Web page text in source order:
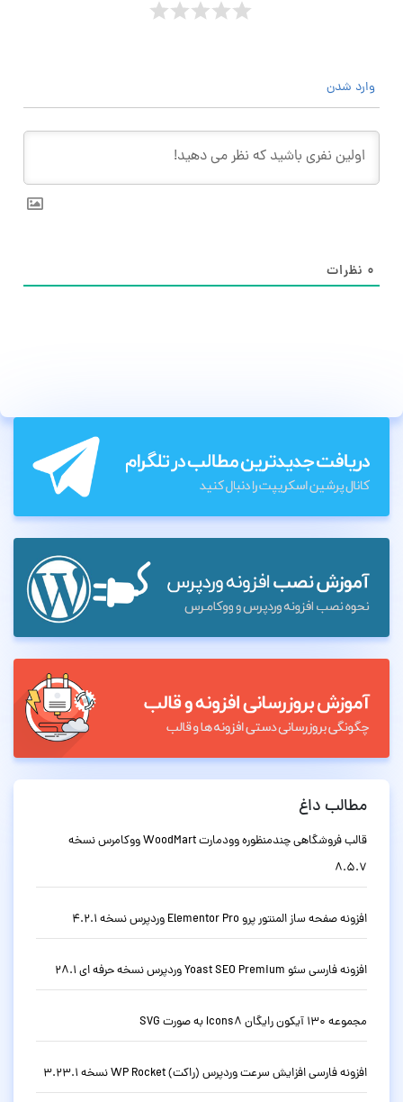
وارد شدن
۰ نظرات
مطالب داغ
قالب فروشگاهی چندمنظوره وودمارت WoodMart ووکامرس نسخه
8.5.7
افزونه صفحه ساز المنتور پرو Elementor Pro وردپرس نسخه 4.2.1
افزونه فارسی سئو Yoast SEO Premium وردپرس نسخه حرفه ای 28.1
مجموعه 130 آیکون رایگان Icons8 به صورت SVG
افزونه فارسی افزایش سرعت وردپرس (راکت) WP Rocket نسخه 3.23.1